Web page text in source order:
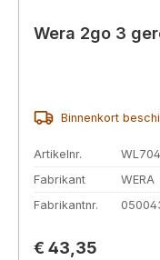
Wera 2go 3
Binnenkort
Artikelnr.
Fabrikant
WERA
Fabrikantnr.
Normale prijs:
€ 43,35